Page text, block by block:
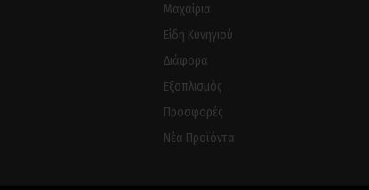
Μαχαίρια
Είδη Κυνηγιού
Διάφορα
Eξοπλισμός
Προσφορές
Νέα Προϊόντα